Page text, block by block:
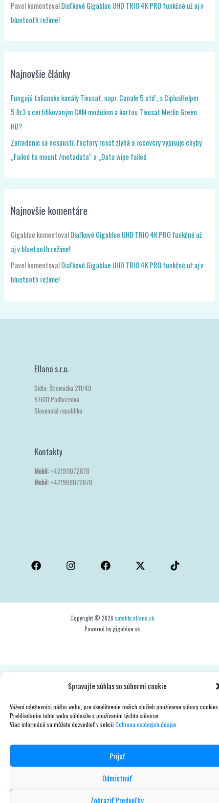
Spravujte súhlas so súbormi cookie
Vážení návštevníci nášho webu, pre skvalitnenie našich služieb používame súbory cookies.
Prehliadaním tohto webu súhlasíte s používaním týchto súborov.
Viac informácií sa môžete dozvedieť v sekcii Ochrana osobných údajov.
Prijať
Odmietnúť
Zobraziť Predvoľby
PavelkomentovalDiaľkové Gigablue UHD TRIO 4K PRO funkčné už aj v
bluetooth režime!
Najnovšie články
Fungujú talianske kanály Tivusat, napr. Canale 5 atď., s CiplusHelper
5.8r3 s certifikovaným CAM modulom a kartou Tivusat Merlin Green
HD?
Zariadenie sa nespustí, factory reset zlyhá a recovery vypisuje chyby
„Failed to mount /metadata“ a „Data wipe failed
Najnovšie komentáre
Gigablue komentovalDiaľkové Gigablue UHD TRIO 4K PRO funkčné už
aj v bluetooth režime!
PavelkomentovalDiaľkové Gigablue UHD TRIO 4K PRO funkčné už aj v
bluetooth režime!
Ellano s.r.o.
Sídlo: Štiavnička 211/49
97681 Podbrezová
Slovenská republika
Kontakty
Mobil: +421911072878
Mobil: +421908072878
Copyright © 2026 satelity.ellano.sk
Powered by gigablue.sk